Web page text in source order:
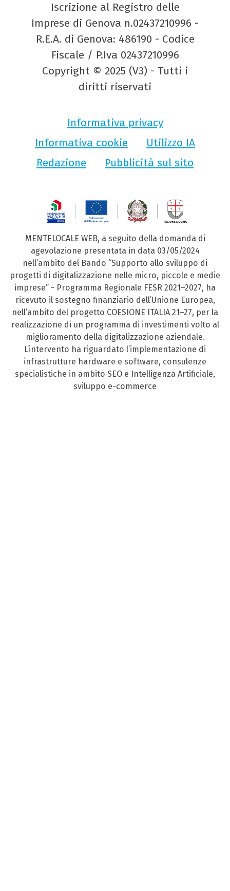
Iscrizione al Registro delle
Imprese di Genova n.02437210996 -
R.E.A. di Genova: 486190 - Codice
Fiscale / P.Iva 02437210996
Copyright © 2025 (V3) - Tutti i
diritti riservati
Informativa privacy
Informativa cookie
Utilizzo IA
Redazione
Pubblicità sul sito
MENTELOCALE WEB, a seguito della domanda di
agevolazione presentata in data 03/05/2024
nell’ambito del Bando “Supporto allo sviluppo di
progetti di digitalizzazione nelle micro, piccole e medie
imprese” - Programma Regionale FESR 2021–2027, ha
ricevuto il sostegno finanziario dell’Unione Europea,
nell’ambito del progetto COESIONE ITALIA 21–27, per la
realizzazione di un programma di investimenti volto al
miglioramento della digitalizzazione aziendale.
L’intervento ha riguardato l’implementazione di
infrastrutture hardware e software, consulenze
specialistiche in ambito SEO e Intelligenza Artificiale,
sviluppo e-commerce